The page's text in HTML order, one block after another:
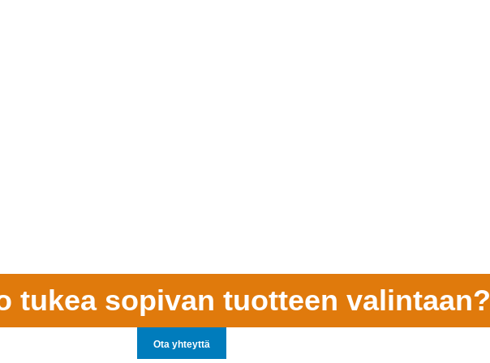
tukea sopivan tuotteen valintaan?
Ota yhteyttä